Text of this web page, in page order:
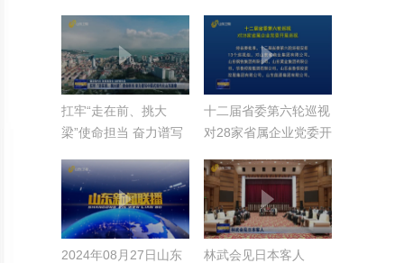
扛牢“走在前、挑大
梁”使命担当 奋力谱写
【锚定现代化 改革再
深化 当好排头兵】
十二届省委第六轮巡视
对28家省属企业党委开
2024年08月27日山东
林武会见日本客人